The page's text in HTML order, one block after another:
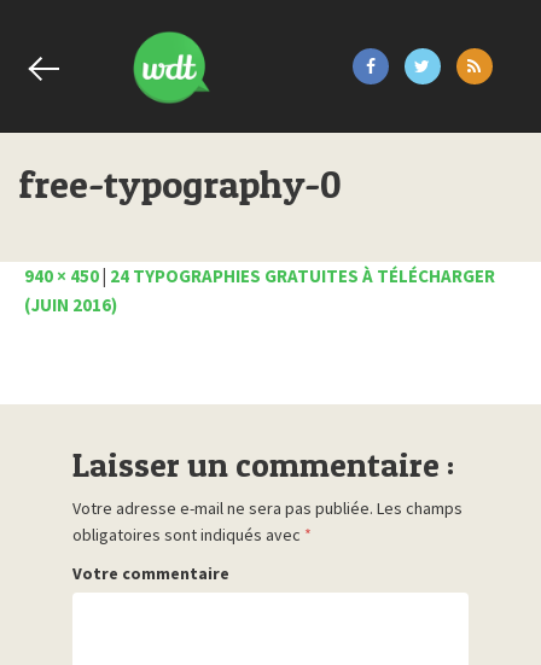
free-typography-0
940 × 450| 24 TYPOGRAPHIES GRATUITES À TÉLÉCHARGER
(JUIN 2016)
Laisser un commentaire :
Votre adresse e-mail ne sera pas publiée. Les champs
obligatoires sont indiqués avec *
Votre commentaire